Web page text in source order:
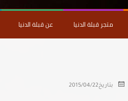
متجر قبلة الدنيا عن قبلة الدنيا
بتاريخ2015/04/22